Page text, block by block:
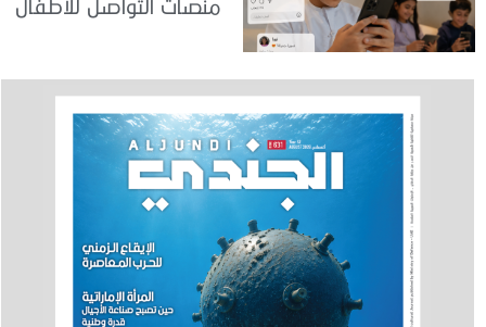
منصات التواصل للأطفال